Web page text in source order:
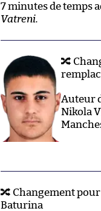
7 minutes de temps
Vatreni.
🔀
Auteur
Nikola
🔀 Changement
Baturina